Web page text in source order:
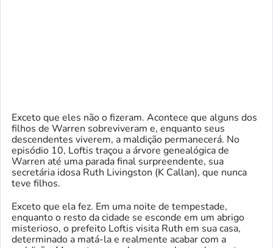
Exceto que eles não o fizeram. Acontece que alguns dos
filhos de Warren sobreviveram e, enquanto seus
descendentes viverem, a maldição permanecerá. No
episódio 10, Loftis traçou a árvore genealógica de
Warren até uma parada final surpreendente, sua
secretária idosa Ruth Livingston (K Callan), que nunca
teve filhos.
Exceto que ela fez. Em uma noite de tempestade,
enquanto o resto da cidade se esconde em um abrigo
misterioso, o prefeito Loftis visita Ruth em sua casa,
determinado a matá-la e realmente acabar com a